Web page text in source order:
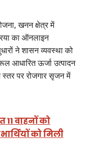
खनन क्षेत्र में
का ऑनलाइन
ने शासन व्यवस्था को
आधारित ऊर्जा उत्पादन
स्तर पर रोजगार सृजन में
वाहनों को
को मिली